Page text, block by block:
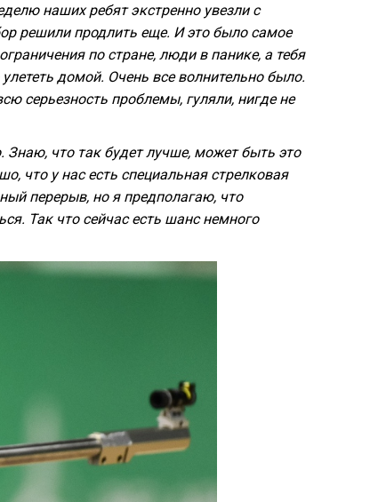
наших ребят экстренно увезли с
решили продлить еще. И это было самое
по стране, люди в панике, а тебя
домой. Очень все волнительно было.
серьезность проблемы, гуляли, нигде не
Знаю, что так будет лучше, может быть это
что у нас есть специальная стрелковая
перерыв, но я предполагаю, что
Так что сейчас есть шанс немного